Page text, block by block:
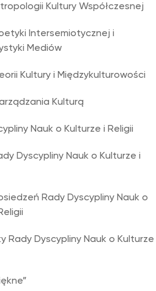
Kultury Współczesnej
Intersemiotycznej i
Mediów
Kultury i Międzykulturowości
Kulturą
Nauk o Kulturze i Religii
Dyscypliny Nauk o Kulturze i
Rady Dyscypliny Nauk o
Rady Dyscypliny Nauk o Kulturze